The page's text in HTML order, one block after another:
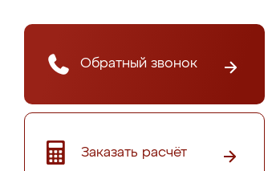
Обратный звонок
Заказать расчёт